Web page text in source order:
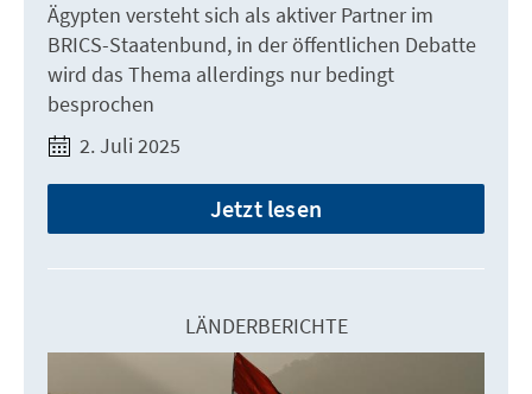
Ägypten versteht sich als aktiver Partner im
BRICS-Staatenbund, in der öffentlichen Debatte
wird das Thema allerdings nur bedingt
besprochen
2. Juli 2025
Jetzt lesen
LÄNDERBERICHTE